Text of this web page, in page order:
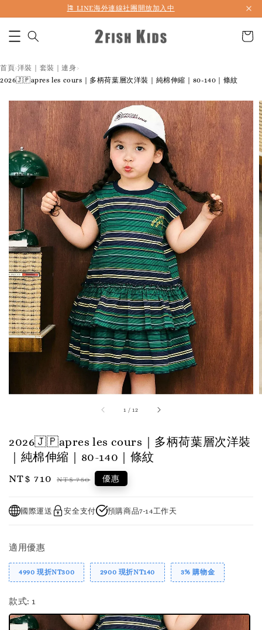
🎏 LINE海外連線社團開放加入中
首頁›洋裝｜套裝｜連身›
2026🇯🇵apres les cours｜多柄荷葉層次洋裝｜純棉伸縮｜80-140｜條紋
1 /12
2026🇯🇵apres les cours｜多柄荷葉層次洋裝
｜純棉伸縮｜80-140｜條紋
Sale
NT$ 710 Regular
NT$ 750 優惠
國際運送 安全支付 預購商品7-14工作天
適用優惠
4990 現折NT300 2900 現折NT140 3% 購物金
款式: 1